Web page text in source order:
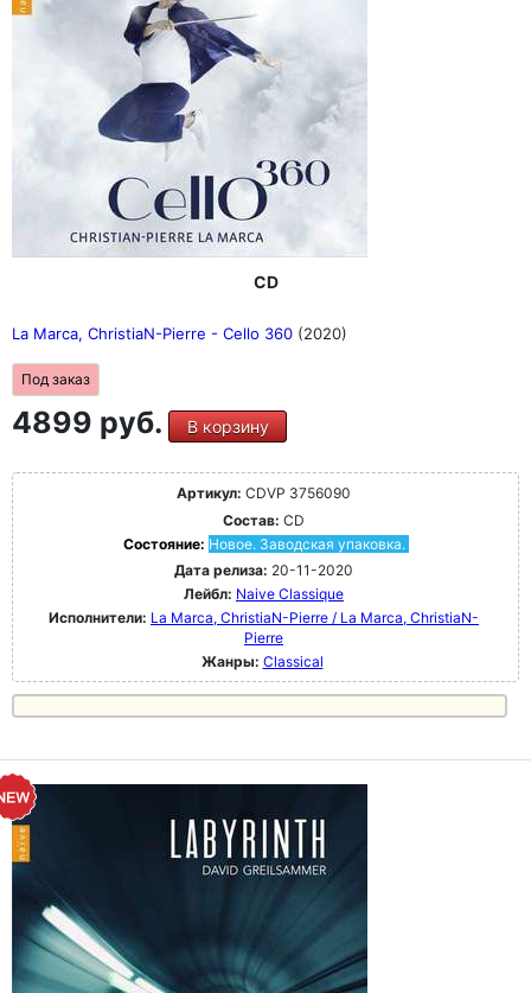
CD
La Marca, ChristiaN-Pierre - Cello 360 (2020)
Под заказ
4899 руб. В корзину
Артикул: CDVP 3756090
Состав: CD
Состояние: Новое. Заводская упаковка.
Дата релиза: 20-11-2020
Лейбл: Naive Classique
Исполнители: La Marca, ChristiaN-Pierre / La Marca, ChristiaN-
Pierre
Жанры: Classical